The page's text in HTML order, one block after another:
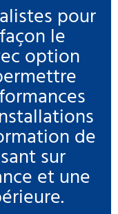
pour
le
option
de
sur
et une